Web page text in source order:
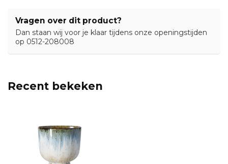
Vragen over dit product?
Dan staan wij voor je klaar tijdens onze openingstijden
op 0512-208008
Recent bekeken